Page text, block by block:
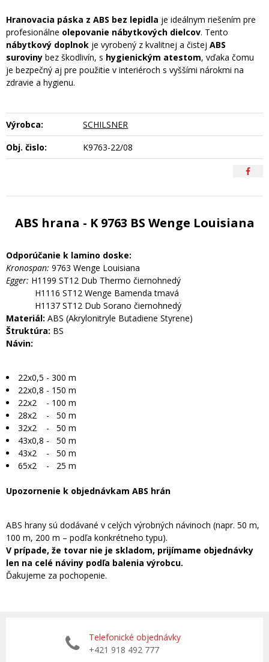
Hranovacia páska z ABS bez lepidla je ideálnym riešením pre
profesionálne olepovanie nábytkových dielcov. Tento
nábytkový doplnok je vyrobený z kvalitnej a čistej ABS
suroviny bez škodlivín, s hygienickým atestom, vďaka čomu
je bezpečný aj pre použitie v interiéroch s vyššími nárokmi na
zdravie a hygienu.
Výrobca:
SCHILSNER
Obj. čislo:
K9763-22/08
ABS hrana - K 9763 BS Wenge Louisiana
Odporúčanie k lamino doske:
Kronospan: 9763 Wenge Louisiana
Egger: H1199 ST12 Dub Thermo čiernohnedý
H1116 ST12 Wenge Bamenda tmavá
H1137 ST12 Dub Sorano čiernohnedý
Materiál: ABS (Akrylonitryle Butadiene Styrene)
Štruktúra: BS
Návin:
22x0,5 - 300 m
22x0,8 - 150 m
22x2 - 100 m
28x2 - 50 m
32x2 - 50 m
43x0,8 - 50 m
43x2 - 50 m
65x2 - 25 m
Upozornenie k objednávkam ABS hrán
ABS hrany sú dodávané v celých výrobných návinoch (napr. 50 m,
100 m, 200 m – podľa konkrétneho typu).
V prípade, že tovar nie je skladom, prijímame objednávky
len na celé náviny podľa balenia výrobcu.
Ďakujeme za pochopenie.
Telefonické objednávky
+421 918 492 777